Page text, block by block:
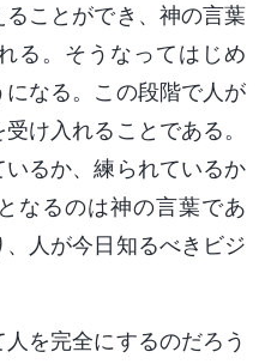
ことができ、神の言葉
る。そうなってはじめ
なる。この段階で人が
け入れることである。
るか、練られているか
なるのは神の言葉であ
人が今日知るべきビジ
を完全にするのだろう